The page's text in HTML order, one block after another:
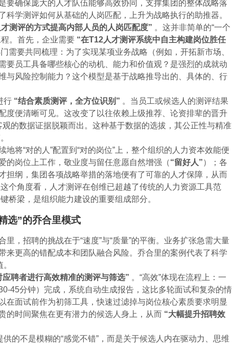
要确保庞大的人才队伍能够高效协同，支撑集团的整体战略落
科学测评如何从基础的人岗匹配，上升为战略执行的助推器。
测评的方式提高内部人员的人岗匹配度” 。这并非简单的“一个
。首先，企业需要 “在T12人才测评系统中自主构建岗位胜任
需要共同梳理：为了实现某项业务战略（例如，开拓新市场、
要员工具备哪些核心的动机、能力和价值观？是强烈的成就动
与风险控制能力？这个模型是基于战略推导出的、具体的、行
行 “结合素质测评，全方位识别” 。当员工或候选人的测评结果
度便清晰可见。这改变了以往依赖上级推荐、论资排辈的晋升
观的数据证据脱颖而出。这种基于数据的选拔，其公正性与精准
。
将“对的人”配置到“对的岗位”上，整个组织的人力资本效能便
的岗位上工作，敬业度与留任意愿自然增强（“留好人”）；各
担纲，集团各项战略举措的落地便有了可靠的人才保障，从而
个角度看，人才测评在创维已超越了传统的人力资源工具范
桥梁，是组织能力建设的重要组成部分。
选”的乔合里模式
，招聘的挑战在于“速度”与“质量”的平衡。业务扩张急需大量
来更高的错配成本和团队融合风险。乔合里的案例代表了科学
聘者进行高效精准的测评与筛选” 。“高效”体现在流程上：一
45分钟）完成，系统自动生成报告，这比多轮面试和复杂的情
在面试前作为初筛工具，快速过滤掉与岗位核心素质要求明显
的时间聚焦在更有潜力的候选人身上，从而 “大幅提升招聘效
供的不是模糊的“感觉不错”，而是关于候选人内在驱动力、思维